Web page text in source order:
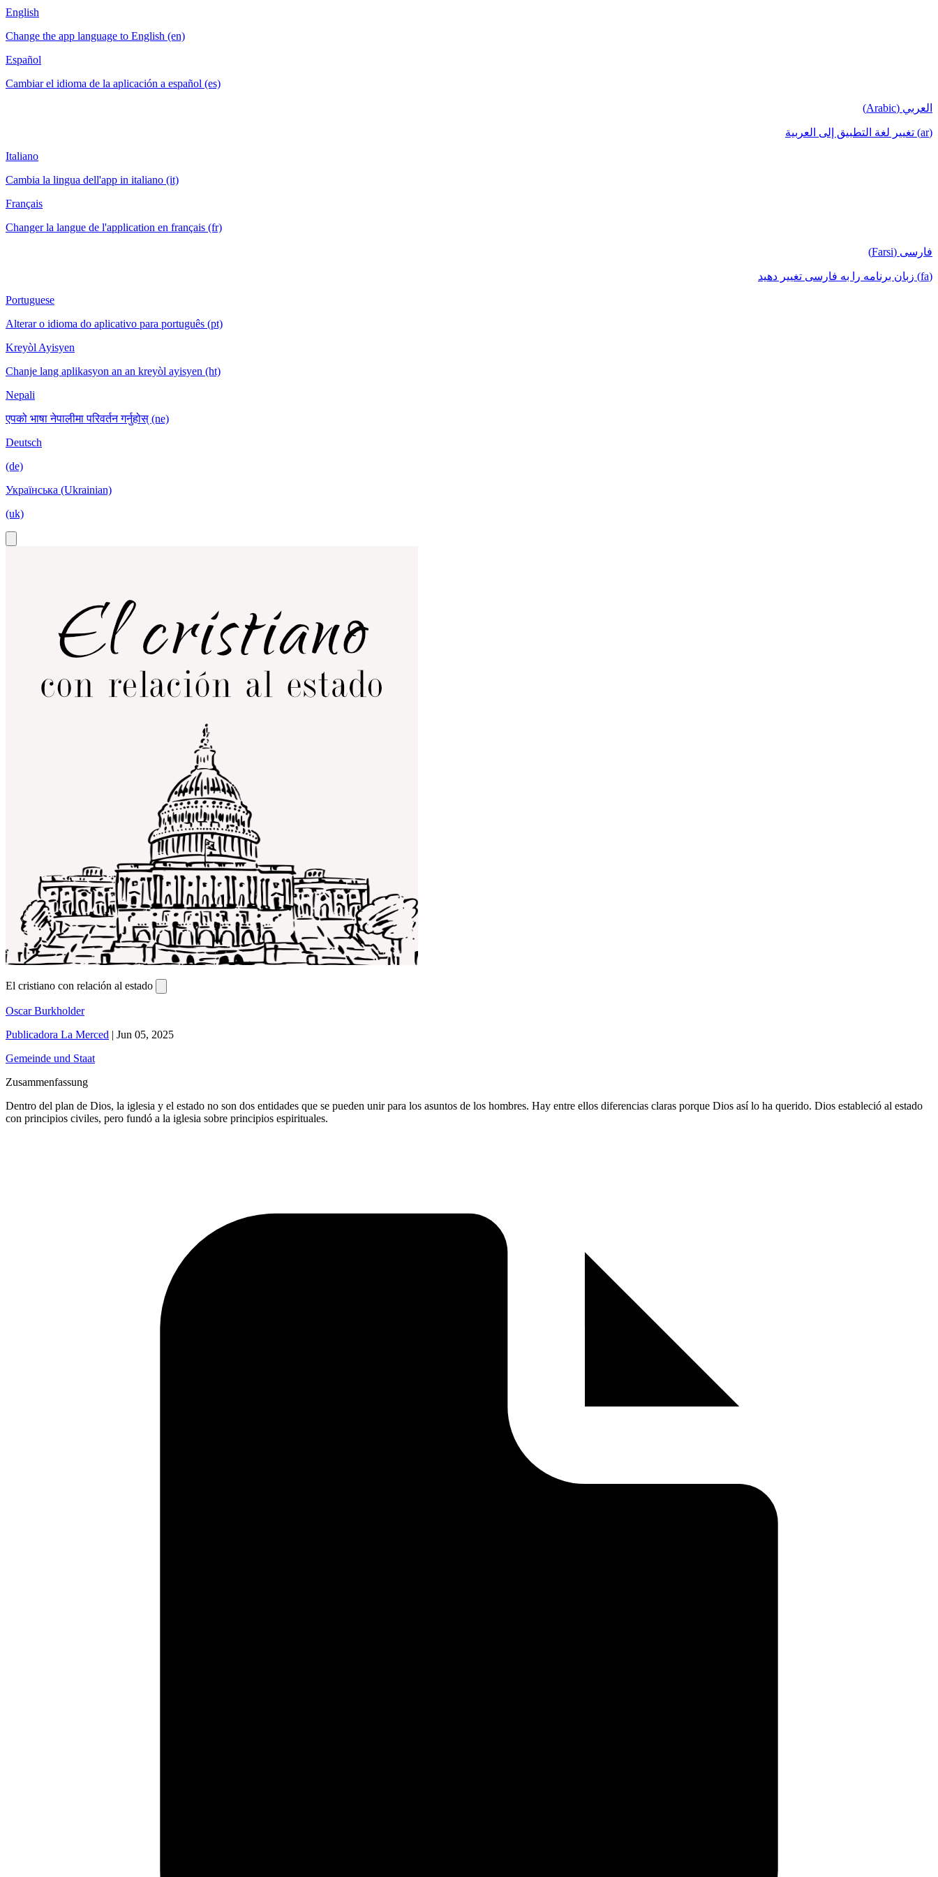
English
Change the app language to English (en)
Español
Cambiar el idioma de la aplicación a español (es)
العربي (Arabic)
(ar) تغيير لغة التطبيق إلى العربية
Italiano
Cambia la lingua dell'app in italiano (it)
Français
Changer la langue de l'application en français (fr)
فارسی (Farsi)
(fa) زبان برنامه را به فارسی تغییر دهید
Portuguese
Alterar o idioma do aplicativo para português (pt)
Kreyòl Ayisyen
Chanje lang aplikasyon an an kreyòl ayisyen (ht)
Nepali
एपको भाषा नेपालीमा परिवर्तन गर्नुहोस् (ne)
Deutsch
(de)
Українська (Ukrainian)
(uk)
El cristiano con relación al estado
Oscar Burkholder
Publicadora La Merced | Jun 05, 2025
Gemeinde und Staat
Zusammenfassung
Dentro del plan de Dios, la iglesia y el estado no son dos entidades que se pueden unir para los asuntos de los hombres. Hay entre ellos diferencias claras porque Dios así lo ha querido. Dios estableció al estado
con principios civiles, pero fundó a la iglesia sobre principios espirituales.